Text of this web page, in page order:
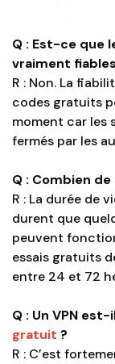
Q : Est-ce que
vraiment
R : Non. La
codes gratuits
moment car les
fermés par les
Q : Combien
R : La durée de
durent que
peuvent
essais gratuits
entre 24 et 72
Q : Un VPN
gratuit ?
R : C’est